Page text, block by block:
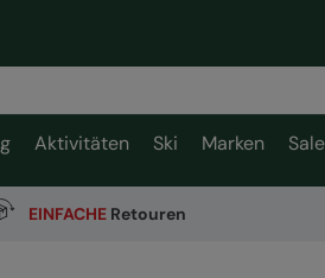
Aktivitäten Ski Marken Sale
EINFACHE Retouren